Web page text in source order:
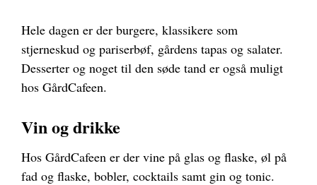
Hele dagen er der burgere, klassikere som
stjerneskud og pariserbøf, gårdens tapas og salater.
Desserter og noget til den søde tand er også muligt
hos GårdCafeen.
Vin og drikke
Hos GårdCafeen er der vine på glas og flaske, øl på
fad og flaske, bobler, cocktails samt gin og tonic.